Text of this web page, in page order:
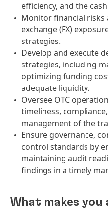
efficiency, and the
Monitor financial risks
exchange (FX)
strategies.
Develop and execute
strategies, including
optimizing funding
adequate liquidity.
Oversee OTC
timeliness,
management of the
Ensure governance,
control standards by
maintaining audit
findings in a timely
What makes you